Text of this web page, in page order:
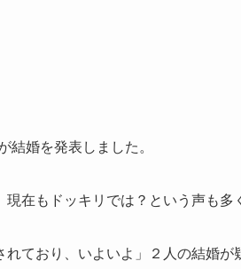
結婚を発表しました。
在もドッキリでは？という声も多
ており、いよいよ」２人の結婚が